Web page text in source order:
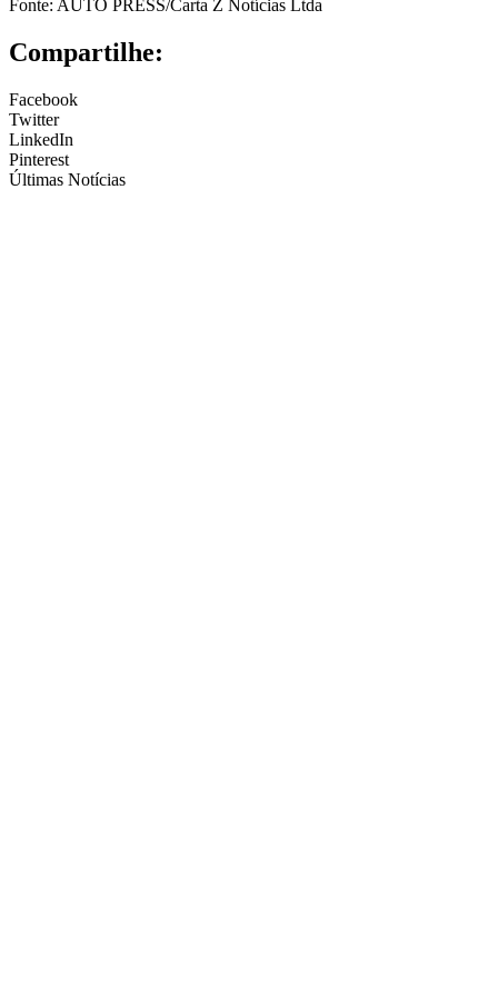
Fonte: AUTO PRESS/Carta Z Notícias Ltda
Compartilhe:
Facebook
Twitter
LinkedIn
Pinterest
Últimas Notícias